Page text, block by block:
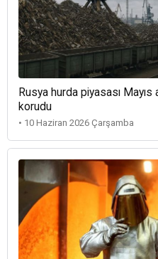
Rusya hurda piyasası Mayıs
korudu
• 10 Haziran 2026 Çarşamba